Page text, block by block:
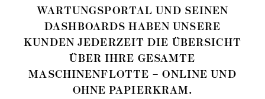
WARTUNGSPORTAL UND SEINEN
DASHBOARDS HABEN UNSERE
KUNDEN JEDERZEIT DIE ÜBERSICHT
ÜBER IHRE GESAMTE
MASCHINENFLOTTE – ONLINE UND
OHNE PAPIERKRAM.